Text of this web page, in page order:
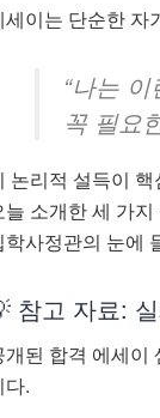
세이는 단순한 자
“나는
꼭 필요
논리적 설득이
늘 소개한 세 가
학사정관의 눈에
참고 자료:
개된 합격 에세이
다.